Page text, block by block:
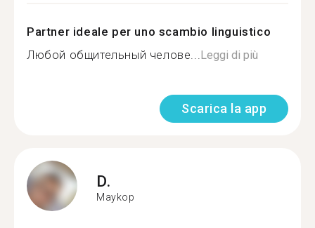
Partner ideale per uno scambio linguistico
Любой общительный челове...Leggi di più
Scarica la app
D.
Maykop